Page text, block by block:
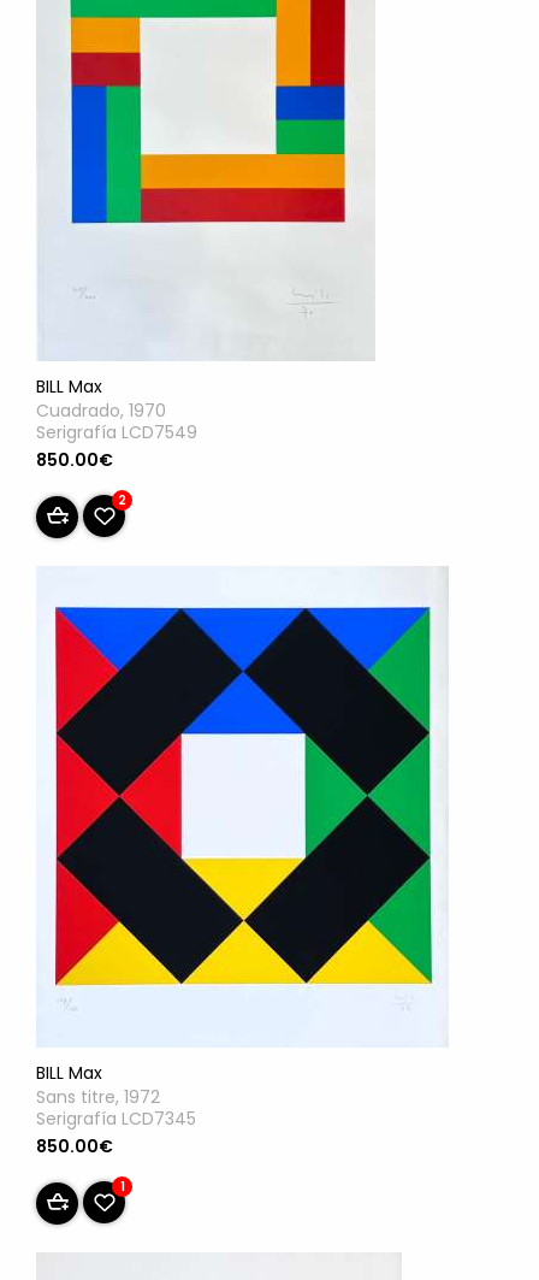
BILL Max
Cuadrado, 1970
Serigrafía LCD7549
850.00€
2
BILL Max
Sans titre, 1972
Serigrafía LCD7345
850.00€
1